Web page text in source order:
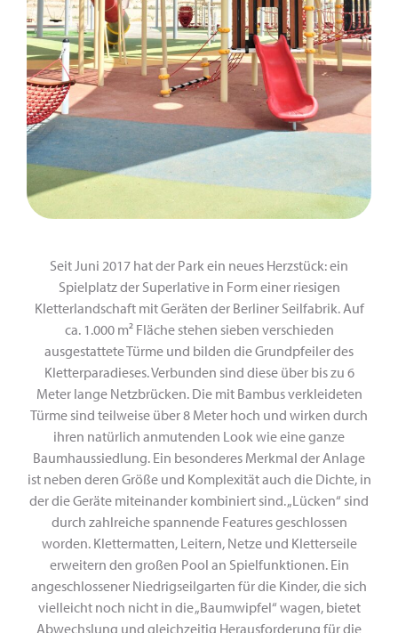
Seit Juni 2017 hat der Park ein neues Herzstück: ein
Spielplatz der Superlative in Form einer riesigen
Kletterlandschaft mit Geräten der Berliner Seilfabrik. Auf
ca. 1.000 m² Fläche stehen sieben verschieden
ausgestattete Türme und bilden die Grundpfeiler des
Kletterparadieses. Verbunden sind diese über bis zu 6
Meter lange Netzbrücken. Die mit Bambus verkleideten
Türme sind teilweise über 8 Meter hoch und wirken durch
ihren natürlich anmutenden Look wie eine ganze
Baumhaussiedlung. Ein besonderes Merkmal der Anlage
ist neben deren Größe und Komplexität auch die Dichte, in
der die Geräte miteinander kombiniert sind. „Lücken“ sind
durch zahlreiche spannende Features geschlossen
worden. Klettermatten, Leitern, Netze und Kletterseile
erweitern den großen Pool an Spielfunktionen. Ein
angeschlossener Niedrigseilgarten für die Kinder, die sich
vielleicht noch nicht in die „Baumwipfel“ wagen, bietet
Abwechslung und gleichzeitig Herausforderung für die